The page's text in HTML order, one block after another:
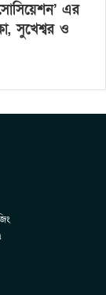
এর
সুখেশ্বর ও